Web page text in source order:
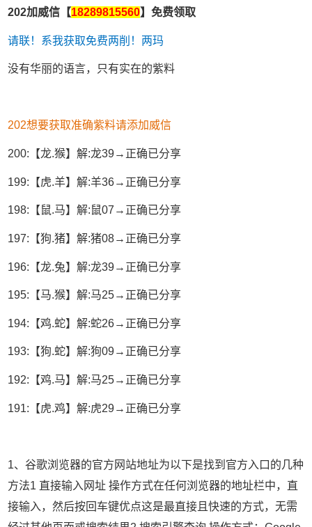
202加威信【18289815560】免费领取
请联！系我获取免费两削！两玛
没有华丽的语言，只有实在的紫料
202想要获取准确紫料请添加威信
200:【龙.猴】解:龙39→正确已分享
199:【虎.羊】解:羊36→正确已分享
198:【鼠.马】解:鼠07→正确已分享
197:【狗.猪】解:猪08→正确已分享
196:【龙.兔】解:龙39→正确已分享
195:【马.猴】解:马25→正确已分享
194:【鸡.蛇】解:蛇26→正确已分享
193:【狗.蛇】解:狗09→正确已分享
192:【鸡.马】解:马25→正确已分享
191:【虎.鸡】解:虎29→正确已分享
1、谷歌浏览器的官方网站地址为以下是找到官方入口的几种
方法1 直接输入网址 操作方式在任何浏览器的地址栏中，直
接输入，然后按回车键优点这是最直接且快速的方式，无需